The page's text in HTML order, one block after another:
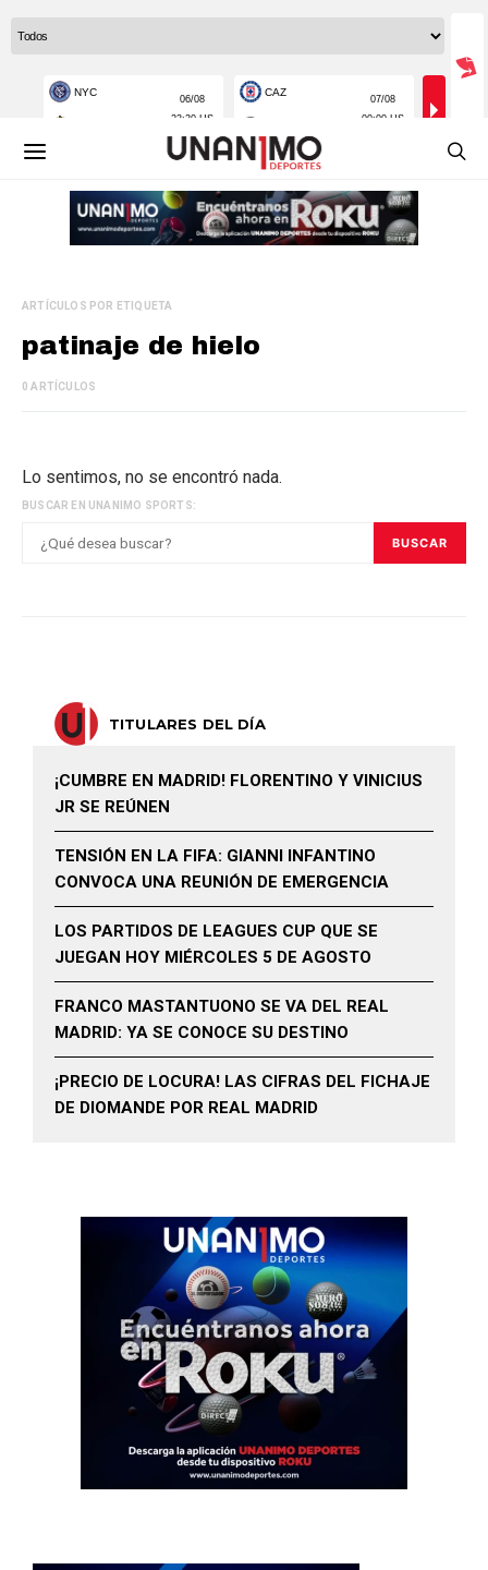
ARTÍCULOS POR ETIQUETA
patinaje de hielo
0 ARTÍCULOS
Lo sentimos, no se encontró nada.
BUSCAR EN UNANIMO SPORTS:
BUSCAR
TITULARES DEL DÍA
¡CUMBRE EN MADRID! FLORENTINO Y VINICIUS
JR SE REÚNEN
TENSIÓN EN LA FIFA: GIANNI INFANTINO
CONVOCA UNA REUNIÓN DE EMERGENCIA
LOS PARTIDOS DE LEAGUES CUP QUE SE
JUEGAN HOY MIÉRCOLES 5 DE AGOSTO
FRANCO MASTANTUONO SE VA DEL REAL
MADRID: YA SE CONOCE SU DESTINO
¡PRECIO DE LOCURA! LAS CIFRAS DEL FICHAJE
DE DIOMANDE POR REAL MADRID